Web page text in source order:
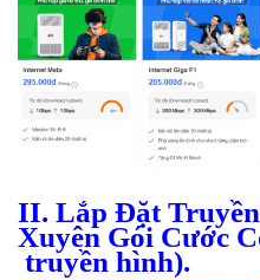
II. Lắp Đặt
Xuyên Gói Cước
truyền hình).